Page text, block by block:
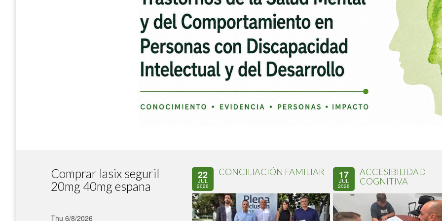
Comprar lasix seguril
20mg 40mg espana
Thu 6/8/2026
22
JUL
2026
CONCILIACIÓN FAMILIAR 17
JUL
2026
ACCESIBILIDAD
COGNITIVA